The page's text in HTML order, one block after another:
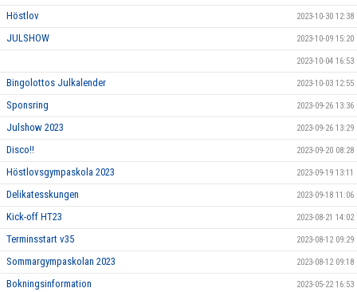
Höstlov 2023-10-30 12:38
JULSHOW 2023-10-09 15:20
2023-10-04 16:53
Bingolottos Julkalender 2023-10-03 12:55
Sponsring 2023-09-26 13:36
Julshow 2023 2023-09-26 13:29
Disco!! 2023-09-20 08:28
Höstlovsgympaskola 2023 2023-09-19 13:11
Delikatesskungen 2023-09-18 11:06
Kick-off HT23 2023-08-21 14:02
Terminsstart v35 2023-08-12 09:29
Sommargympaskolan 2023 2023-08-12 09:18
Bokningsinformation 2023-05-22 16:53